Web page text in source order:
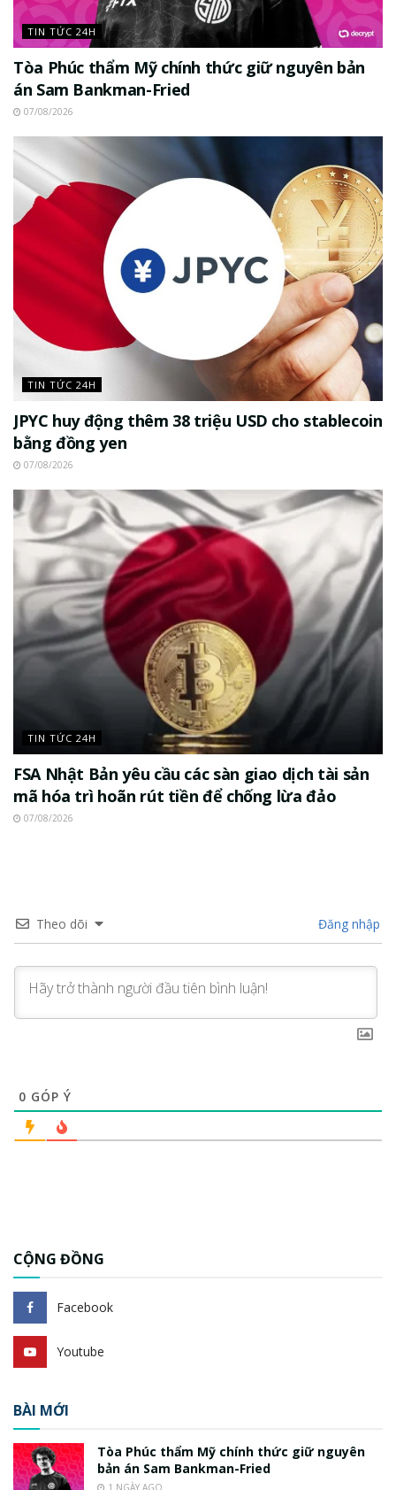
TIN TỨC 24H
Tòa Phúc thẩm Mỹ chính thức giữ nguyên bản
án Sam Bankman-Fried
07/08/2026
TIN TỨC 24H
JPYC huy động thêm 38 triệu USD cho stablecoin
bằng đồng yen
07/08/2026
TIN TỨC 24H
FSA Nhật Bản yêu cầu các sàn giao dịch tài sản
mã hóa trì hoãn rút tiền để chống lừa đảo
07/08/2026
Theo dõi Đăng nhập
0 GÓP Ý
CỘNG ĐỒNG
Facebook
Youtube
BÀI MỚI
Tòa Phúc thẩm Mỹ chính thức giữ nguyên
bản án Sam Bankman-Fried
1 NGÀY AGO